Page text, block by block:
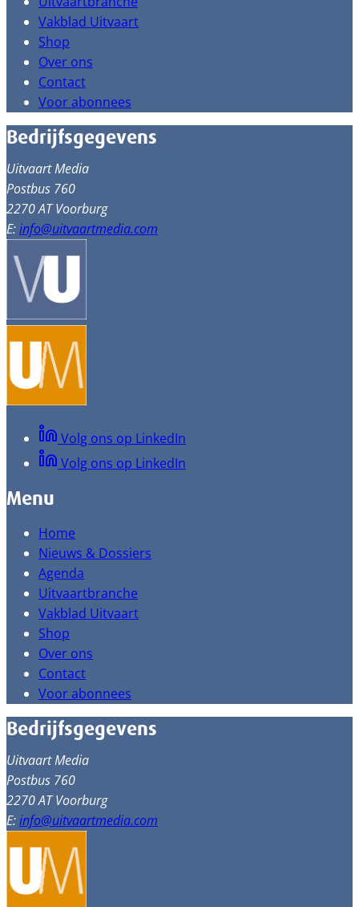
Vakblad Uitvaart
Shop
Over ons
Contact
Voor abonnees
Bedrijfsgegevens
Uitvaart Media
Postbus 760
2270 AT Voorburg
E:info@uitvaartmedia.com
Volg ons op LinkedIn
Volg ons op LinkedIn
Menu
Home
Nieuws & Dossiers
Agenda
Uitvaartbranche
Vakblad Uitvaart
Shop
Over ons
Contact
Voor abonnees
Bedrijfsgegevens
Uitvaart Media
Postbus 760
2270 AT Voorburg
E:info@uitvaartmedia.com